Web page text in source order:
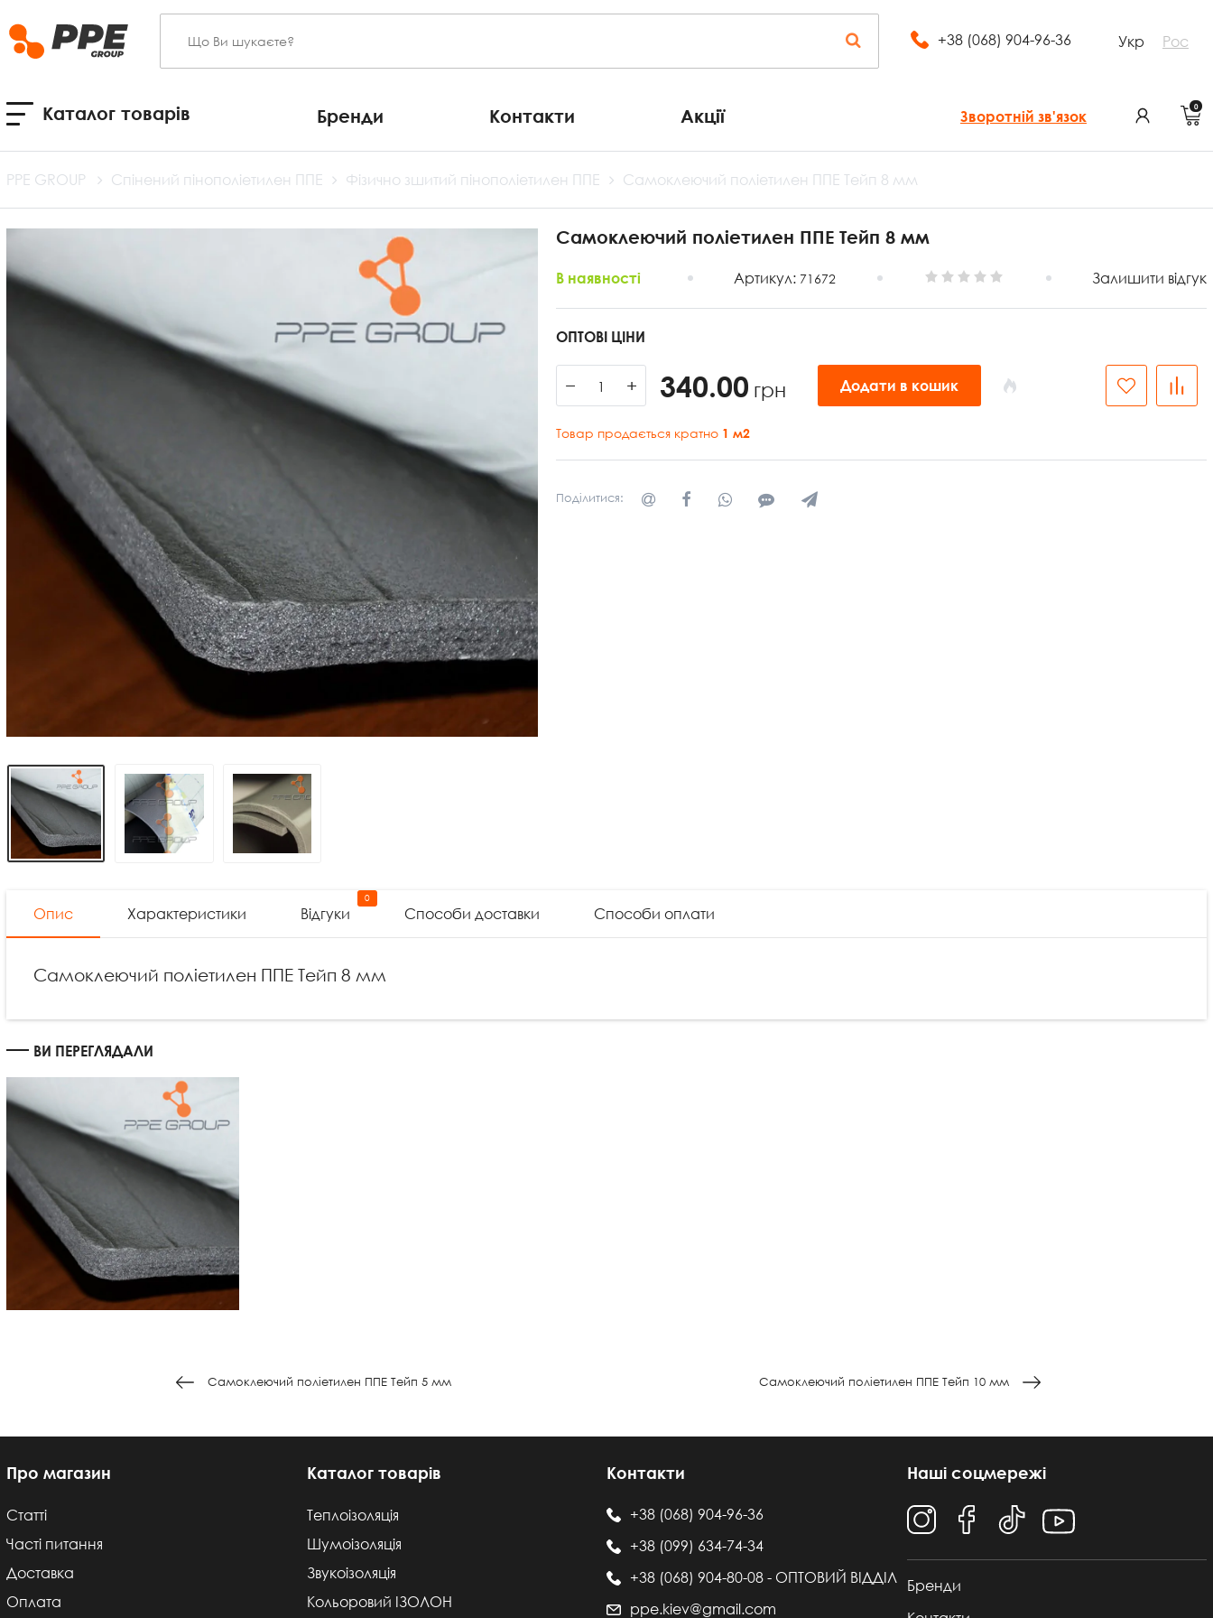
+38 (068) 904-96-36 Укр Рос
Каталог товарів Бренди Контакти Акції Зворотній зв'язок
0
PPE GROUP Спінений пінополіетилен ППЕ Фізично зшитий пінополіетилен ППЕ Самоклеючий поліетилен ППЕ Тейп 8 мм
Самоклеючий поліетилен ППЕ Тейп 8 мм
В наявності Артикул: 71672 Залишити відгук
ОПТОВІ ЦІНИ
− + 340.00 грн Додати в кошик
Товар продається кратно 1 м2
Поділитися:
Опис Характеристики
0
Відгуки Способи доставки Способи оплати
Самоклеючий поліетилен ППЕ Тейп 8 мм
ВИ ПЕРЕГЛЯДАЛИ
Самоклеючий поліетилен ППЕ Тейп 5 мм Самоклеючий поліетилен ППЕ Тейп 10 мм
Про магазин
Статті
Часті питання
Доставка
Оплата
Каталог товарів
Теплоізоляція
Шумоізоляція
Звукоізоляція
Кольоровий ІЗОЛОН
Контакти
+38 (068) 904-96-36
+38 (099) 634-74-34
+38 (068) 904-80-08 - ОПТОВИЙ ВІДДІЛ
ppe.kiev@gmail.com
Наші соцмережі
Бренди